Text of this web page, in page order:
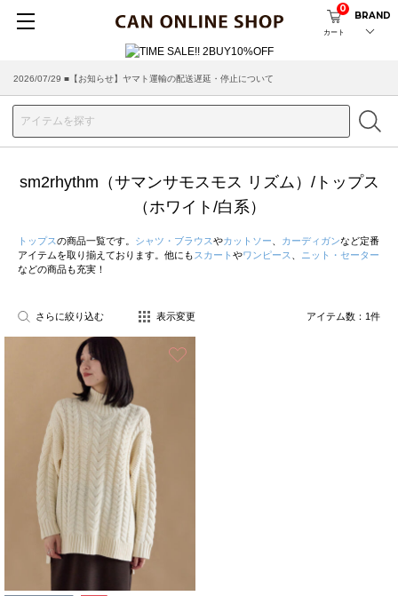
カート
0
BRAND
2026/07/29 ■【お知らせ】ヤマト運輸の配送遅延・停止について
2026/03/18 ■店舗受け取りサービスのご案内
sm2rhythm（サマンサモスモス リズム）/トップス
（ホワイト/白系）
トップスの商品一覧です。 シャツ・ブラウスやカットソー カーディガンなど定番
アイテムを取り揃えております。他にも スカート やワンピース
ニット・セーター
などの商品も充実！
さらに絞り込む 表示変更 アイテム数： 1件